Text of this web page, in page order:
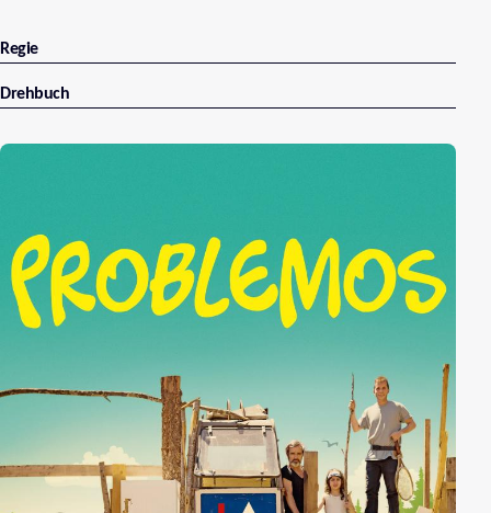
dass sie urplötzlich Reißaus nimmt und spurlos
verschwindet. Familie Esnard, beziehungsweise das,
was von ihr übrig ist, gerät in noch größeren Aufruhr.
Ausstieg aus dem Leben, kriegt einen Wutanfall nach
Tag eine weitere, kleine Hinweise, an welchem Ort
nach Madeleine zu suchen ist.
Regie
Drehbuch